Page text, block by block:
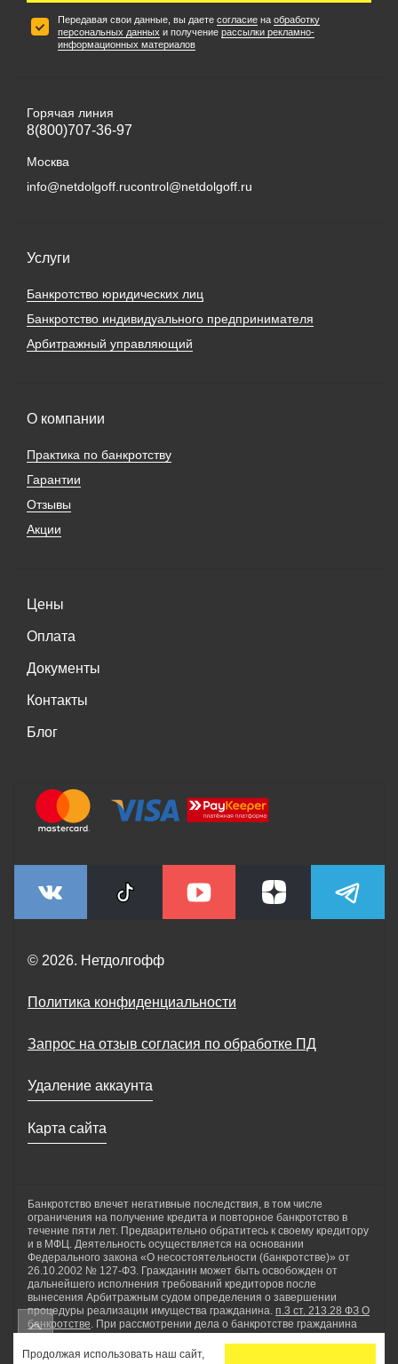
Продолжая использовать наш сайт,
Передавая свои данные, вы даете согласие на обработку
персональных данных и получение рассылки рекламно-
информационных материалов
Услуги
Банкротство юридических лиц
Банкротство индивидуального предпринимателя
Арбитражный управляющий
О компании
Практика по банкротству
Гарантии
Отзывы
Акции
Цены
Оплата
Документы
Контакты
Блог
Горячая линия
8(800)707-36-97
Москва
info@netdolgoff.rucontrol@netdolgoff.ru
© 2026. Нетдолгофф
Политика конфиденциальности
Запрос на отзыв согласия по обработке ПД
Удаление аккаунта
Карта сайта
Банкротство влечет негативные последствия, в том числе
ограничения на получение кредита и повторное банкротство в
течение пяти лет. Предварительно обратитесь к своему кредитору
и в МФЦ. Деятельность осуществляется на основании
Федерального закона «О несостоятельности (банкротстве)» от
26.10.2002 № 127-ФЗ. Гражданин может быть освобожден от
дальнейшего исполнения требований кредиторов после
вынесения Арбитражным судом определения о завершении
процедуры реализации имущества гражданина. п.3 ст. 213.28 ФЗ О
банкротстве. При рассмотрении дела о банкротстве гражданина
имущества гражданина, мировое соглашение. ООО «Нетдолгофф»